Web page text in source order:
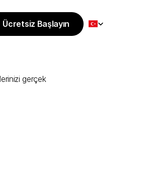
İyi
gerçek
Ücretsiz Başlayın
Ücretsiz Başlayın